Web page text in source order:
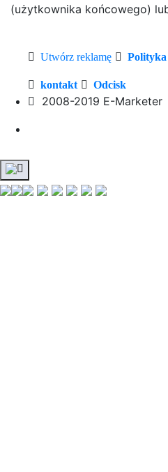
(użytkownika końcowego)
Utwórz reklamę
kontakt Odcisk
2008-2019 E-Marketer